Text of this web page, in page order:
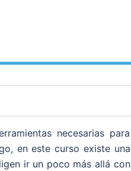
necesarias para
en este curso existe una
ir un poco más allá con